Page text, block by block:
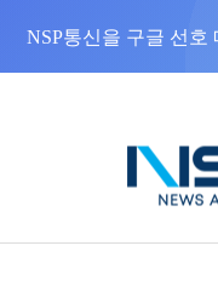
“우리는 독자가 구독